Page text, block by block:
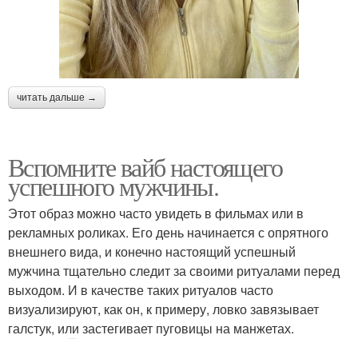
читать дальше →
Вспомните вайб настоящего
успешного мужчины.
Этот образ можно часто увидеть в фильмах или в
рекламных роликах. Его день начинается с опрятного
внешнего вида, и конечно настоящий успешный
мужчина тщательно следит за своими ритуалами перед
выходом. И в качестве таких ритуалов часто
визуализируют, как он, к примеру, ловко завязывает
галстук, или застегивает пуговицы на манжетах.